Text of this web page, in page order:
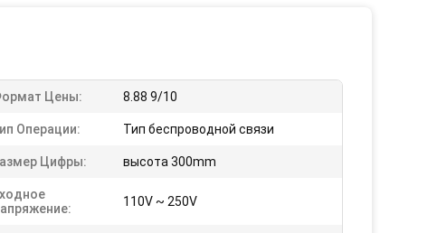
Цены: 8.88 9/10
Операции: Тип беспроводной связи
Цифры: высота 300mm
110V ~ 250V